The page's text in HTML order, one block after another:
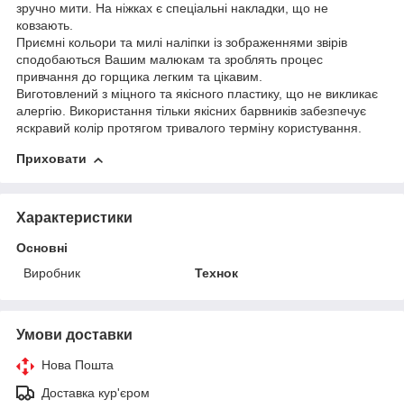
зручно мити. На ніжках є спеціальні накладки, що не
ковзають.
Приємні кольори та милі наліпки із зображеннями звірів
сподобаються Вашим малюкам та зроблять процес
привчання до горщика легким та цікавим.
Виготовлений з міцного та якісного пластику, що не викликає
алергію. Використання тільки якісних барвників забезпечує
яскравий колір протягом тривалого терміну користування.
Приховати
Характеристики
Основні
Виробник
Технок
Умови доставки
Нова Пошта
Доставка кур'єром